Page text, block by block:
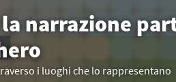
la narrazione
i luoghi che lo rappresentano